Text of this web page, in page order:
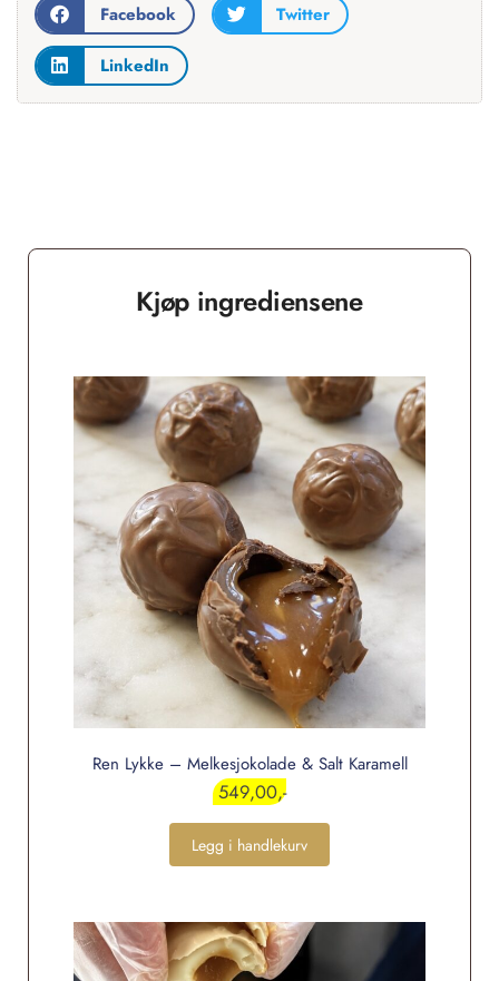
Facebook Twitter
LinkedIn
Kjøp ingrediensene
Ren Lykke – Melkesjokolade & Salt Karamell
549,00
Legg i handlekurv